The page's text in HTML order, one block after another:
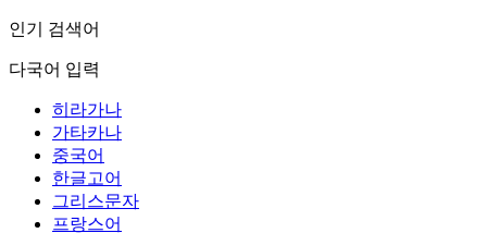
인기 검색어
다국어 입력
히라가나
가타카나
중국어
한글고어
그리스문자
프랑스어